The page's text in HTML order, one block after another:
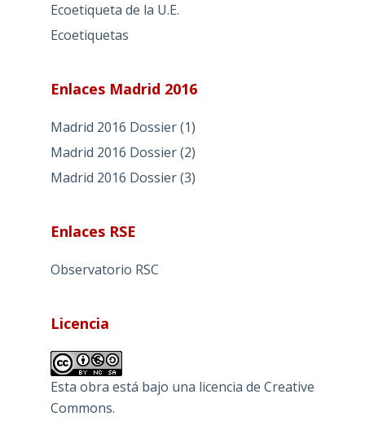
Ecoetiqueta de la U.E.
Ecoetiquetas
Enlaces Madrid 2016
Madrid 2016 Dossier (1)
Madrid 2016 Dossier (2)
Madrid 2016 Dossier (3)
Enlaces RSE
Observatorio RSC
Licencia
Esta obra está bajo una licencia de Creative
Commons.